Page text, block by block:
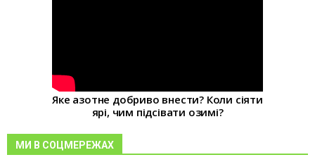
Яке азотне добриво внести? Коли сіяти
ярі, чим підсівати озимі?
МИ В СОЦМЕРЕЖАХ